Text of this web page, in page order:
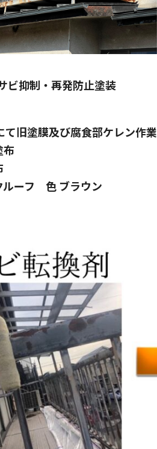
ビ抑制・再発防止塗装
旧塗膜及び腐食部ケレン作業
布
ルーフ 色 ブラウン